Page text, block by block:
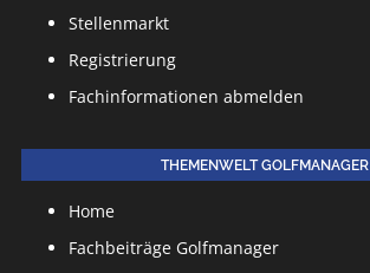
Stellenmarkt
Registrierung
Fachinformationen abmelden
THEMENWELT GOLFMANAGER
Home
Fachbeiträge Golfmanager